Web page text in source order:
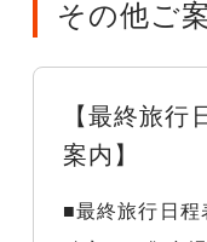
その他ご
【最終旅行
案内】
■最終旅行日程